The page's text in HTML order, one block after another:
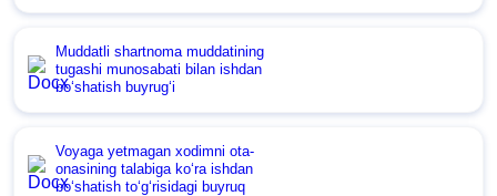
Muddatli shartnoma muddatining
tugashi munosabati bilan ishdan
boʻshatish buyrugʻi
Voyaga yetmagan хodimni ota-
onasining talabiga koʻra ishdan
boʻshatish toʻgʻrisidagi buyruq